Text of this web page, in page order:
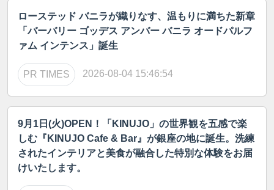
ローステッド バニラが織りなす、温もりに満ちた新章
「バーバリー ゴッデス アンバー バニラ オードパルフ
ァム インテンス」誕生
PR TIMES 2026-08-04 15:46:54
9月1日(火)OPEN！「KINUJO」の世界観を五感で楽
しむ『KINUJO Cafe & Bar』が銀座の地に誕生。洗練
されたインテリアと美食が融合した特別な体験をお届
けいたします。